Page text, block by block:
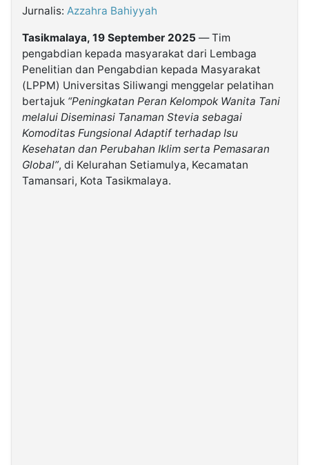
Kabarbaru.co
2026
Kabarbaru
Media
Jurnalis: Azzahra Bahiyyah
Tasikmalaya, 19 September 2025 — Tim
pengabdian kepada masyarakat dari Lembaga
Penelitian dan Pengabdian kepada Masyarakat
(LPPM) Universitas Siliwangi menggelar pelatihan
bertajuk “Peningkatan Peran Kelompok Wanita Tani
melalui Diseminasi Tanaman Stevia sebagai
Komoditas Fungsional Adaptif terhadap Isu
Kesehatan dan Perubahan Iklim serta Pemasaran
Global”, di Kelurahan Setiamulya, Kecamatan
Tamansari, Kota Tasikmalaya.